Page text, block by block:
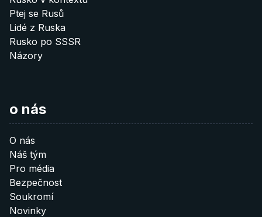
SEO Specialista (technický)
Graphic designers
nám vědět:
níže ve vaší bankovní aplikaci:
Donate 10 €
Donate 40 €
Ptej se Rusů
Lidé z Ruska
Rusko po SSSR
Názory
o nás
O nás
Náš tým
Pro média
Bezpečnost
Soukromí
Novinky